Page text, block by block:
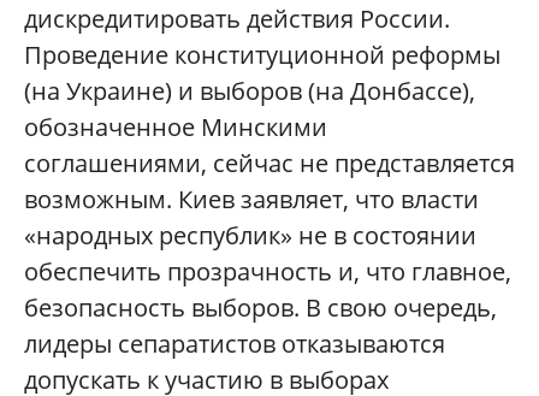
дискредитировать действия России.
Проведение конституционной реформы
(на Украине) и выборов (на Донбассе),
обозначенное Минскими
соглашениями, сейчас не представляется
возможным. Киев заявляет, что власти
«народных республик» не в состоянии
обеспечить прозрачность и, что главное,
безопасность выборов. В свою очередь,
лидеры сепаратистов отказываются
допускать к участию в выборах